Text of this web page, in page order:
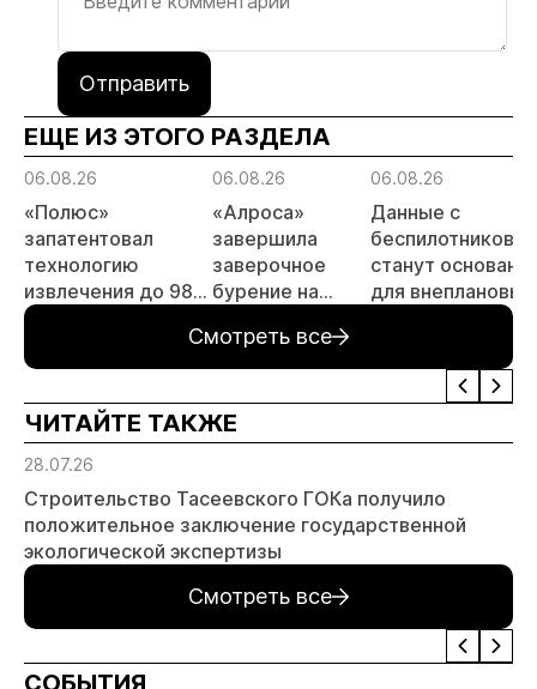
Отправить
ЕЩЕ ИЗ ЭТОГО РАЗДЕЛА
06.08.26
«Полюс»
запатентовал
технологию
извлечения до 98%
золота из
металлургического
шлака
06.08.26
«Алроса»
завершила
заверочное
бурение на
месторождении
Дегдекан
06.08.26
Данные с
беспилотников
станут
для внеплановых
Смотреть все
ЧИТАЙТЕ ТАКЖЕ
28.07.26
Строительство Тасеевского ГОКа получило
положительное заключение государственной
экологической экспертизы
Смотреть все
СОБЫТИЯ